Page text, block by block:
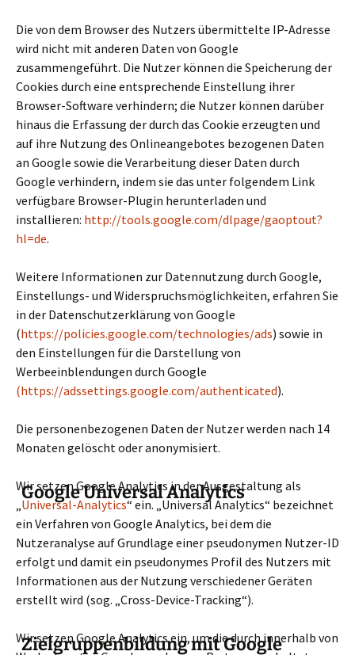
Die von dem Browser des Nutzers übermittelte IP-Adresse
wird nicht mit anderen Daten von Google
zusammengeführt. Die Nutzer können die Speicherung der
Cookies durch eine entsprechende Einstellung ihrer
Browser-Software verhindern; die Nutzer können darüber
hinaus die Erfassung der durch das Cookie erzeugten und
auf ihre Nutzung des Onlineangebotes bezogenen Daten
an Google sowie die Verarbeitung dieser Daten durch
Google verhindern, indem sie das unter folgendem Link
verfügbare Browser-Plugin herunterladen und
installieren: http://tools.google.com/dlpage/gaoptout?
hl=de.
Weitere Informationen zur Datennutzung durch Google,
Einstellungs- und Widerspruchsmöglichkeiten, erfahren Sie
in der Datenschutzerklärung von Google
(https://policies.google.com/technologies/ads) sowie in
den Einstellungen für die Darstellung von
Werbeeinblendungen durch Google
(https://adssettings.google.com/authenticated).
Die personenbezogenen Daten der Nutzer werden nach 14
Monaten gelöscht oder anonymisiert.
Google Universal Analytics
Wir setzen Google Analytics in der Ausgestaltung als
„Universal-Analytics“ ein. „Universal Analytics“ bezeichnet
ein Verfahren von Google Analytics, bei dem die
Nutzeranalyse auf Grundlage einer pseudonymen Nutzer-ID
erfolgt und damit ein pseudonymes Profil des Nutzers mit
Informationen aus der Nutzung verschiedener Geräten
erstellt wird (sog. „Cross-Device-Tracking“).
Zielgruppenbildung mit Google
Wir setzen Google Analytics ein, um die durch innerhalb von